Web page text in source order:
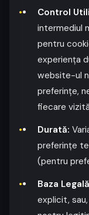
Control
intermediul
pentru
experiența
website-ul
preferințe,
fiecare
Durată:
preferințe
(pentru
Baza
explicit,